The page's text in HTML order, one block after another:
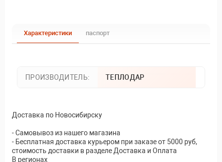
Характеристики паспорт
ПРОИЗВОДИТЕЛЬ: ТЕПЛОДАР
Доставка по Новосибирску
- Самовывоз из нашего магазина
- Бесплатная доставка курьером при заказе от 5000 руб,
стоимость доставки в разделе Доставка и Оплата
В регионах